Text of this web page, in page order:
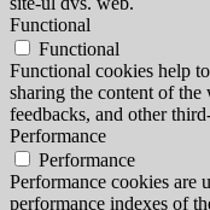
Functional
Functional
Functional cookies help
sharing the content of
feedbacks, and other
Performance
Performance
Performance cookies are
performance indexes of